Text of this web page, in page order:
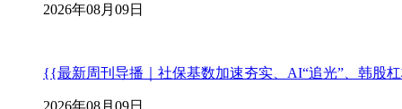
2026年08月09日
{{最新周刊导播｜社保基数加速夯实、AI“追光”、韩股
2026年08月09日